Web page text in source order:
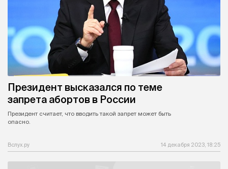
Президент высказался по теме
запрета абортов в России
Президент считает, что вводить такой запрет может быть
опасно.
Вслух.ру 14 декабря 2023, 18:25